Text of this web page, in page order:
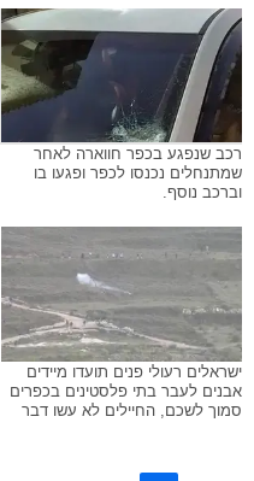
רכב שנפגע בכפר חווארה לאחר
שמתנחלים נכנסו לכפר ופגעו בו
וברכב נוסף.
ישראלים רעולי פנים תועדו מיידים
אבנים לעבר בתי פלסטינים בכפרים
סמוך לשכם, החיילים לא עשו דבר